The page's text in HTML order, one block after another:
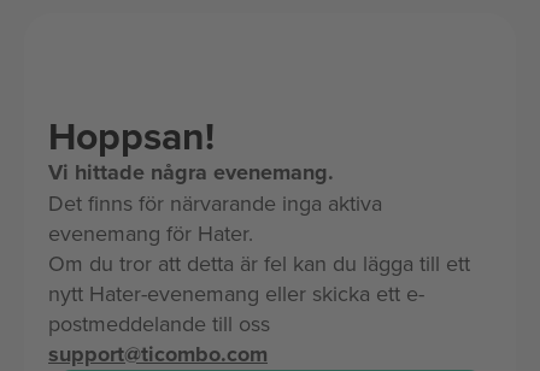
Hoppsan!
Vi hittade några evenemang.
Det finns för närvarande inga aktiva
evenemang för Hater.
Om du tror att detta är fel kan du lägga till ett
nytt Hater-evenemang eller skicka ett e-
postmeddelande till oss
support@ticombo.com